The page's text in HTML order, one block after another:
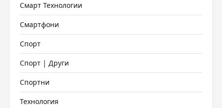
Смарт Технологии
Смартфони
Спорт
Спорт | Други
Спортни
Технология